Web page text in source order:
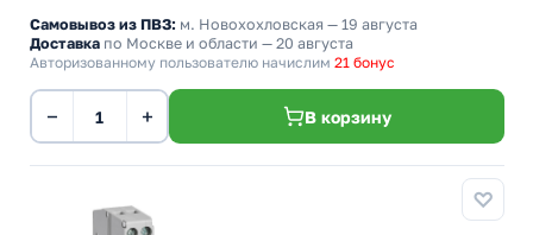
Самовывоз из ПВЗ: м. Новохохловская — 19 августа
Доставка по Москве и области — 20 августа
Авторизованному пользователю начислим 21 бонус
− + В корзину